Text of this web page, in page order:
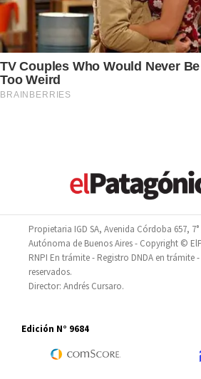
Propietaria IGD SA, Avenida Córdoba 657,
Autónoma de Buenos Aires - Copyright ©
RNPI En trámite - Registro DNDA en trámite
reservados.
Director: Andrés Cursaro.
Edición N° 9684